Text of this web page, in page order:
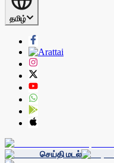
தமிழ்
செய்தி மடல்